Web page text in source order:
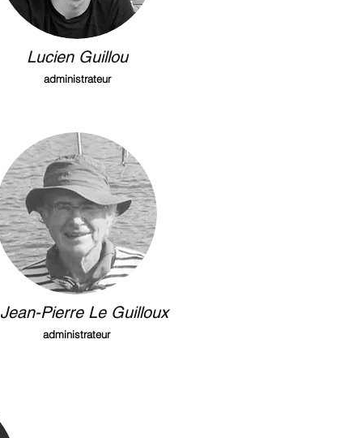
Lucien Guillou
administrateur
Jean-Pierre Le Guilloux
administrateur